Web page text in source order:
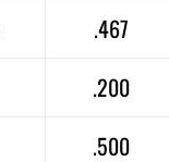
.467
.200
.500